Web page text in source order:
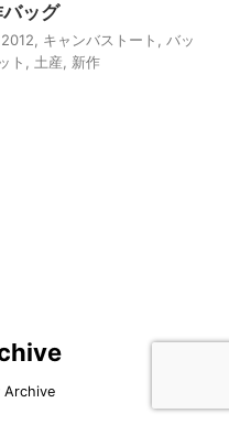
ッグ
2012 キャンバストート
バッ
ト 土産 新作